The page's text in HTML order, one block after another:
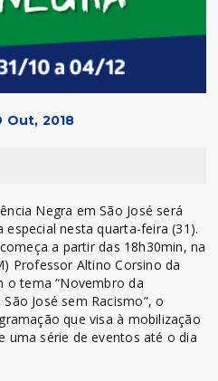
Out, 2018
Negra em São José será
nesta quarta-feira (31).
a partir das 18h30min, na
Professor Altino Corsino da
o tema “Novembro da
José sem Racismo”, o
que visa à mobilização
uma série de eventos até o dia